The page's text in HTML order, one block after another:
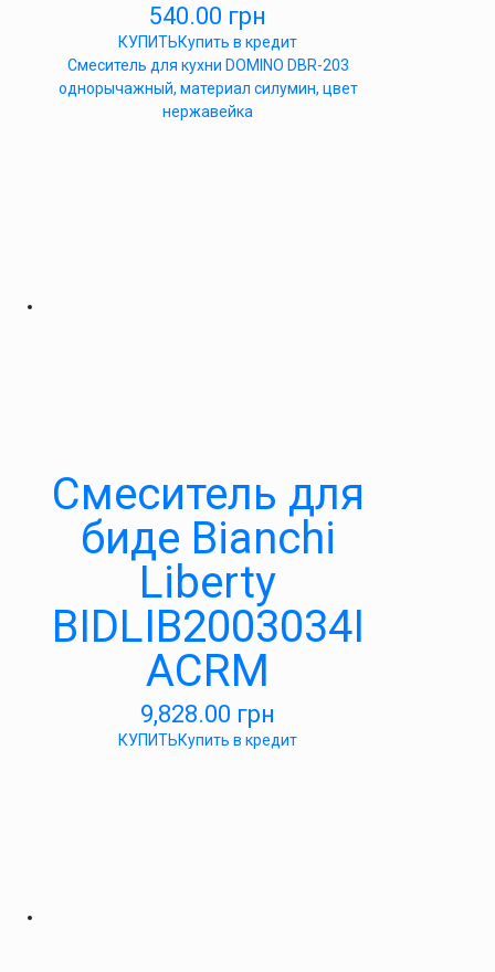
540.00 грн
КУПИТЬКупить в кредит
Cмеситель для кухни DOMINO DBR-203
однорычажный, материал силумин, цвет
нержавейка
Смеситель для
биде Bianchi
Liberty
BIDLIB2003034I
ACRM
9,828.00 грн
КУПИТЬКупить в кредит